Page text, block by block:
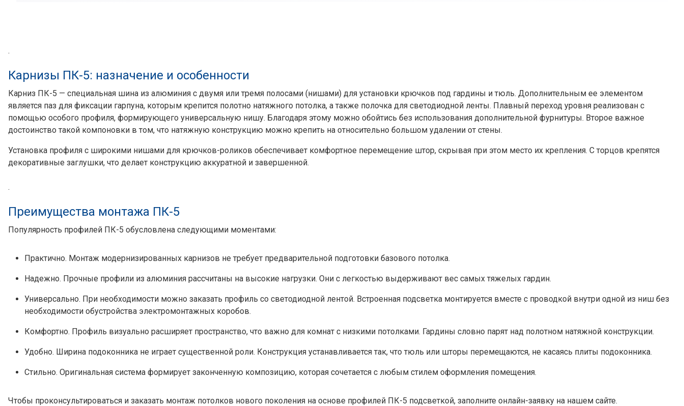
.
Карнизы ПК-5: назначение и особенности
Карниз ПК-5 — специальная шина из алюминия с двумя или тремя полосами (нишами) для установки крючков под гардины и тюль. Дополнительным ее элементом
является паз для фиксации гарпуна, которым крепится полотно натяжного потолка, а также полочка для светодиодной ленты. Плавный переход уровня реализован с
помощью особого профиля, формирующего универсальную нишу. Благодаря этому можно обойтись без использования дополнительной фурнитуры. Второе важное
достоинство такой компоновки в том, что натяжную конструкцию можно крепить на относительно большом удалении от стены.
Установка профиля с широкими нишами для крючков-роликов обеспечивает комфортное перемещение штор, скрывая при этом место их крепления. С торцов крепятся
декоративные заглушки, что делает конструкцию аккуратной и завершенной.
.
Преимущества монтажа ПК-5
Популярность профилей ПК-5 обусловлена следующими моментами:
Практично. Монтаж модернизированных карнизов не требует предварительной подготовки базового потолка.
Надежно. Прочные профили из алюминия рассчитаны на высокие нагрузки. Они с легкостью выдерживают вес самых тяжелых гардин.
Универсально. При необходимости можно заказать профиль со светодиодной лентой. Встроенная подсветка монтируется вместе с проводкой внутри одной из ниш без
необходимости обустройства электромонтажных коробов.
Комфортно. Профиль визуально расширяет пространство, что важно для комнат с низкими потолками. Гардины словно парят над полотном натяжной конструкции.
Удобно. Ширина подоконника не играет существенной роли. Конструкция устанавливается так, что тюль или шторы перемещаются, не касаясь плиты подоконника.
Стильно. Оригинальная система формирует законченную композицию, которая сочетается с любым стилем оформления помещения.
Чтобы проконсультироваться и заказать монтаж потолков нового поколения на основе профилей ПК-5 подсветкой, заполните онлайн-заявку на нашем сайте.